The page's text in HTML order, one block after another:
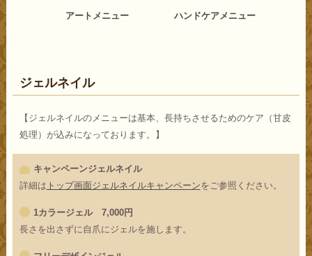
アートメニュー ハンドケアメニュー
ジェルネイル
【ジェルネイルのメニューは基本、長持ちさせるためのケア（甘皮
処理）が込みになっております。】
キャンペーンジェルネイル
詳細は トップ画面ジェルネイルキャンペーンをご参照ください。
1カラージェル 7,000円
長さを出さずに自爪にジェルを施します。